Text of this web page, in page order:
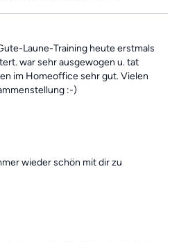
Laune-Training heute erstmals
war sehr ausgewogen u. tat
im Homeoffice sehr gut. Vielen
:-)
wieder schön mit dir zu